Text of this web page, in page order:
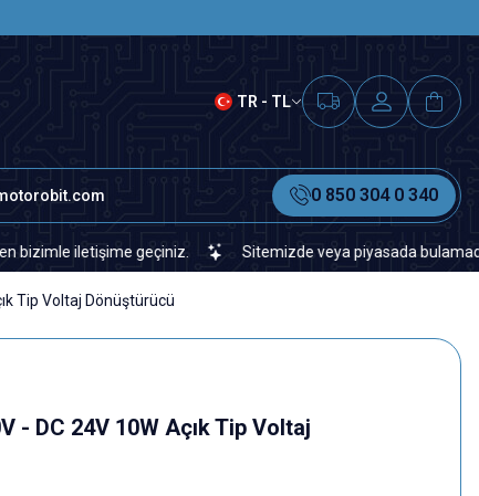
TR - TL
0 850 304 0 340
iletişime geçiniz. Sitemizde veya piyasada
Tip Voltaj Dönüştürücü
- DC 24V 10W Açık Tip Voltaj